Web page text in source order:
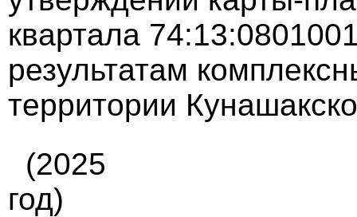
квартала
результатам
территории
(2025
год)